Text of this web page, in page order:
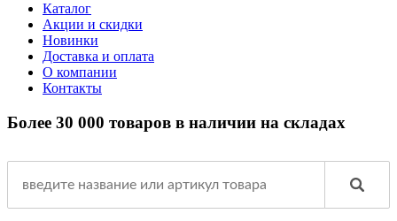
Каталог
Акции и скидки
Новинки
Доставка и оплата
О компании
Контакты
Более 30 000 товаров в наличии на складах